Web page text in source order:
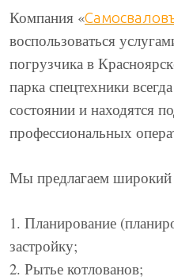
Компания «
воспользоваться
погрузчика в
парка спецтехники
состоянии и находятся
профессиональных
Мы предлагаем широкий
1. Планирование
застройку;
2. Рытье котлованов;